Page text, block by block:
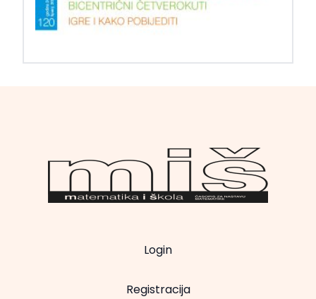
Login
Registracija